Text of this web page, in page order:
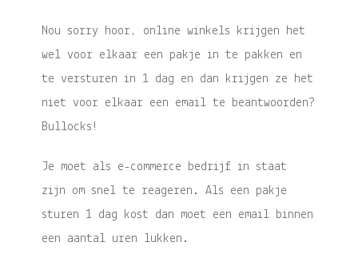
Nou sorry hoor, online winkels krijgen het
wel voor elkaar een pakje in te pakken en
te versturen in 1 dag en dan krijgen ze het
niet voor elkaar een email te beantwoorden?
Bullocks!
Je moet als e-commerce bedrijf in staat
zijn om snel te reageren. Als een pakje
sturen 1 dag kost dan moet een email binnen
een aantal uren lukken.